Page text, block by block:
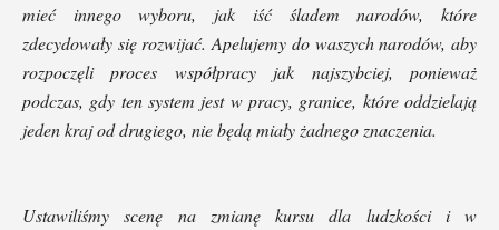
mieć innego wyboru, jak iść śladem narodów, które
zdecydowały się rozwijać. Apelujemy do waszych narodów, aby
rozpoczęli proces współpracy jak najszybciej, ponieważ
podczas, gdy ten system jest w pracy, granice, które oddzielają
jeden kraj od drugiego, nie będą miały żadnego znaczenia.
Ustawiliśmy scenę na zmianę kursu dla ludzkości i w